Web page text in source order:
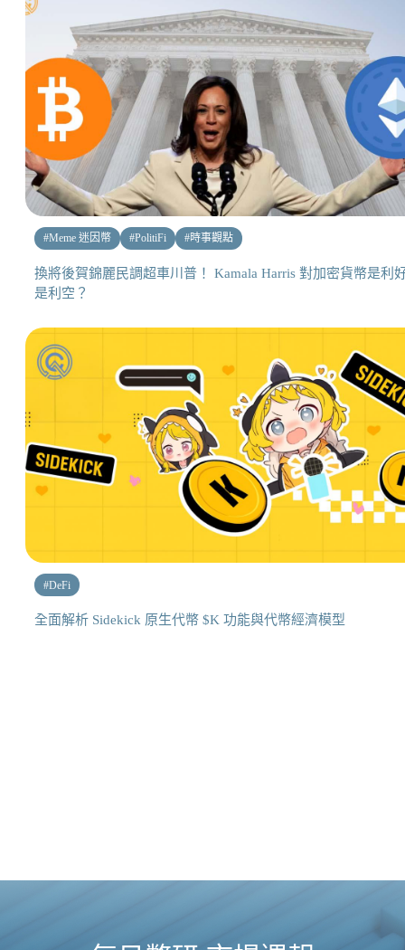
#Meme 迷因幣 #PolitiFi #時事觀點
換將後賀錦麗民調超車川普！ Kamala Harris 對加密貨幣是利
是利空？
#DeFi
全面解析 Sidekick 原生代幣 $K 功能與代幣經濟模型